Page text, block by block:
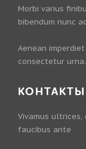
Morbi varius
bibendum nunc
Aenean
consectetur
КОНТАКТЫ
Vivamus
faucibus ante